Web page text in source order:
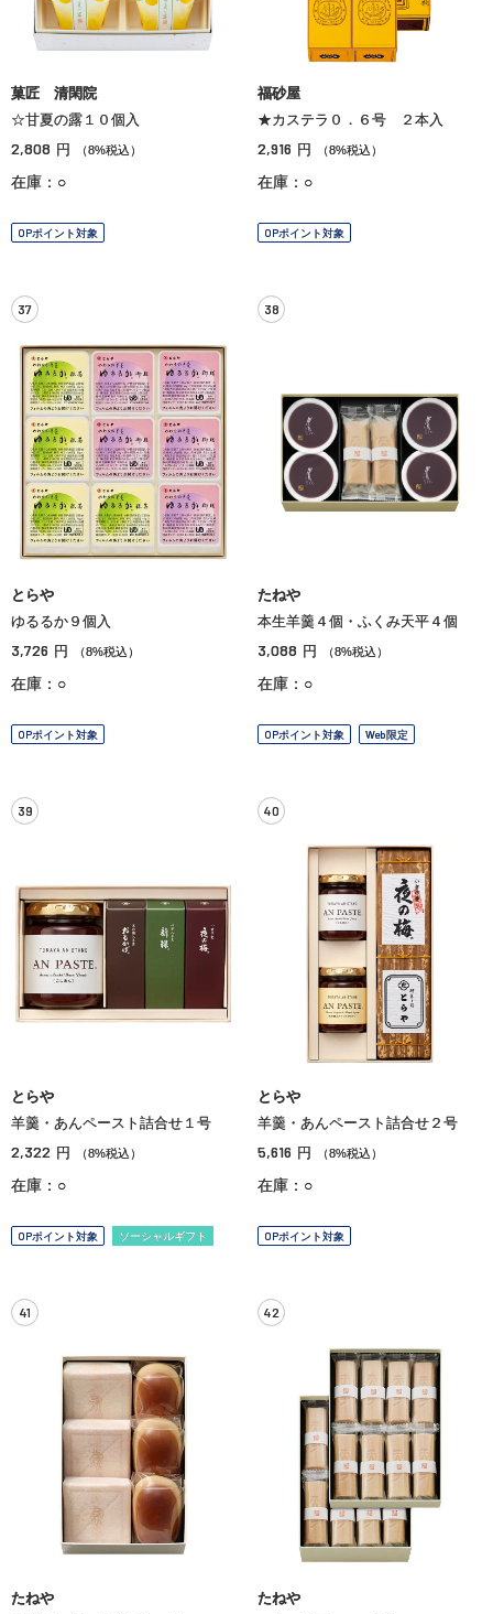
菓匠 清閑院
☆甘夏の露１０個入
2,808 円 （8%税込）
在庫：○
OPポイント対象
福砂屋
★カステラ０．６号 ２本入
2,916 円 （8%税込）
在庫：○
OPポイント対象
37
とらや
ゆるるか９個入
3,726 円 （8%税込）
在庫：○
OPポイント対象
38
たねや
本生羊羹４個・ふくみ天平４個
3,088 円 （8%税込）
在庫：○
OPポイント対象 Web限定
39
とらや
羊羹・あんペースト詰合せ１号
2,322 円 （8%税込）
在庫：○
OPポイント対象 ソーシャルギフト
40
とらや
羊羹・あんペースト詰合せ２号
5,616 円 （8%税込）
在庫：○
OPポイント対象
41
たねや
42
たねや